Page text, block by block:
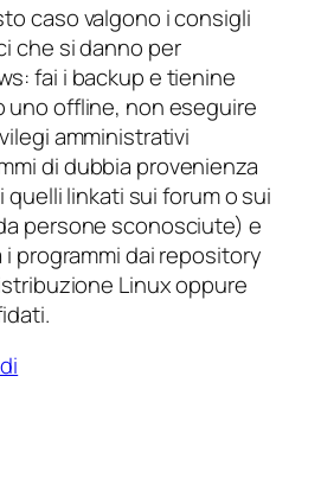
caso valgono i consigli
che si danno per
fai i backup e tienine
uno offline, non eseguire
amministrativi
di dubbia provenienza
quelli linkati sui forum o sui
persone sconosciute) e
i programmi dai repository
Linux oppure